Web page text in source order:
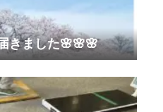
きました🌸🌸🌸